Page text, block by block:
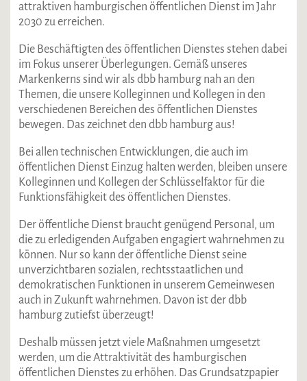
attraktiven hamburgischen öffentlichen Dienst im Jahr
2030 zu erreichen.
Die Beschäftigten des öffentlichen Dienstes stehen dabei
im Fokus unserer Überlegungen. Gemäß unseres
Markenkerns sind wir als dbb hamburg nah an den
Themen, die unsere Kolleginnen und Kollegen in den
verschiedenen Bereichen des öffentlichen Dienstes
bewegen. Das zeichnet den dbb hamburg aus!
Bei allen technischen Entwicklungen, die auch im
öffentlichen Dienst Einzug halten werden, bleiben unsere
Kolleginnen und Kollegen der Schlüsselfaktor für die
Funktionsfähigkeit des öffentlichen Dienstes.
Der öffentliche Dienst braucht genügend Personal, um
die zu erledigenden Aufgaben engagiert wahrnehmen zu
können. Nur so kann der öffentliche Dienst seine
unverzichtbaren sozialen, rechtsstaatlichen und
demokratischen Funktionen in unserem Gemeinwesen
auch in Zukunft wahrnehmen. Davon ist der dbb
hamburg zutiefst überzeugt!
Deshalb müssen jetzt viele Maßnahmen umgesetzt
werden, um die Attraktivität des hamburgischen
öffentlichen Dienstes zu erhöhen. Das Grundsatzpapier